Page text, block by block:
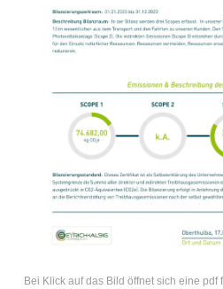
Bei Klick auf das Bild öffnet sich eine pdf